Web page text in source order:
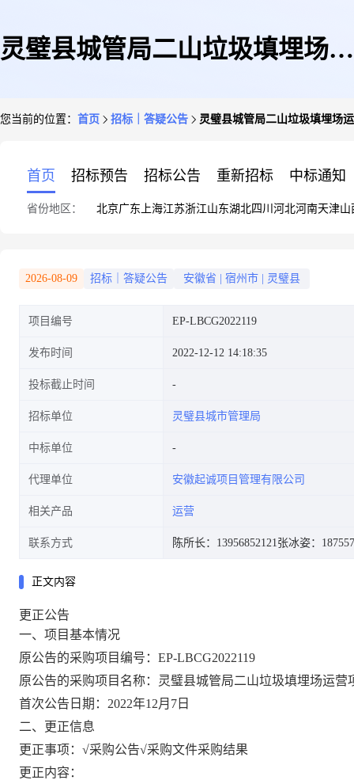
灵璧县城管局二山垃圾填埋场运
您当前的位置： 首页 招标｜答疑公告 灵璧县城管局二山垃圾填埋场
首页 招标预告 招标公告 重新招标 中标通知
省份地区： 北京广东 上海江苏浙江山东湖北四川 河北河南天津山
2026-08-09 招标｜答疑公告 安徽省 宿州市 灵璧县
项目编号 EP-LBCG2022119
发布时间 2022-12-12 14:18:35
投标截止时间
招标单位 灵璧县城市管理局
中标单位
代理单位 安徽起诚项目管理有限公司
相关产品 运营
联系方式 陈所长：13956852121张冰姿：
正文内容
更正公告
一、项目基本情况
原公告的采购项目编号： EP-LBCG2022119
原公告的采购项目名称：
灵璧县城管局二山垃圾填埋场运营
首次公告日期： 2022年12月7日
二、更正信息
更正事项： √采购公告√采购文件采购结果
更正内容：